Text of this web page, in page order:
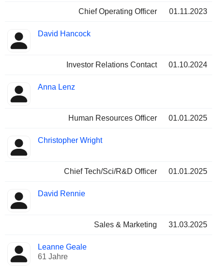
Chief Operating Officer 01.11.2023
David Hancock
Investor Relations Contact 01.10.2024
Anna Lenz
Human Resources Officer 01.01.2025
Christopher Wright
Chief Tech/Sci/R&D Officer 01.01.2025
David Rennie
Sales & Marketing 31.03.2025
Leanne Geale
61 Jahre